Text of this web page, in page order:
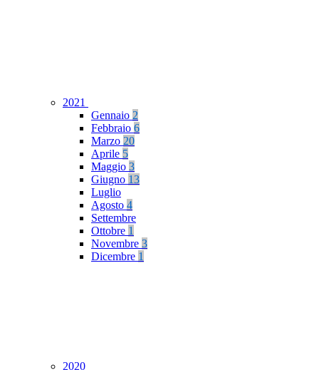
2021
Gennaio 2
Febbraio 6
Marzo 20
Aprile 5
Maggio 3
Giugno 13
Luglio
Agosto 4
Settembre
Ottobre 1
Novembre 3
Dicembre 1
2020